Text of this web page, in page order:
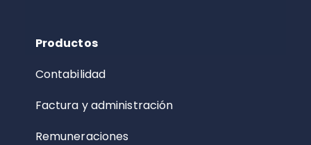
Productos
Contabilidad
Factura y administración
Remuneraciones